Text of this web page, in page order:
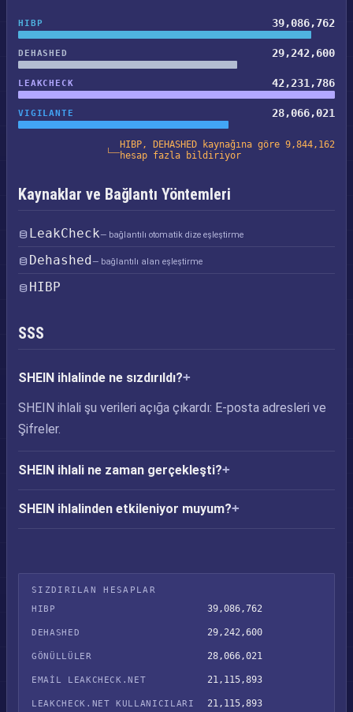
HIBP 39,086,762
DEHASHED 29,242,600
LEAKCHECK 42,231,786
VIGILANTE 28,066,021
HIBP, DEHASHED kaynağına göre 9,844,162
hesap fazla bildiriyor
Kaynaklar ve Bağlantı Yöntemleri
LeakCheck— bağlantılı otomatik dize eşleştirme
Dehashed— bağlantılı alan eşleştirme
HIBP
SSS
SHEIN ihlalinde ne sızdırıldı?
SHEIN ihlali şu verileri açığa çıkardı: E-posta adresleri ve
Şifreler.
SHEIN ihlali ne zaman gerçekleşti?
SHEIN ihlalinden etkileniyor muyum?
SIZDIRILAN HESAPLAR
HIBP
39,086,762
DEHASHED 29,242,600
GÖNÜLLÜLER 28,066,021
EMAIL LEAKCHECK.NET 21,115,893
LEAKCHECK.NET KULLANICILARI 21,115,893